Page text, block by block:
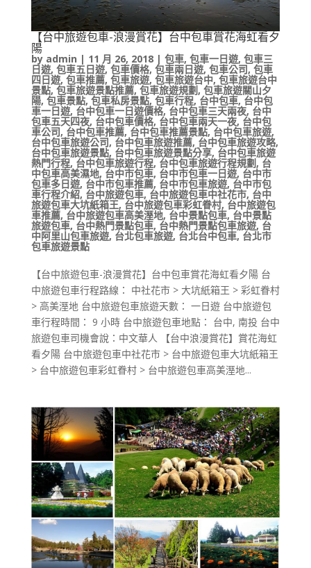
【台中旅遊包車-浪漫賞花】台中包車賞花海虹看夕
陽
by admin | 11 月 26, 2018| 包車, 包車一日遊, 包車三
日遊, 包車五日遊, 包車價格, 包車兩日遊, 包車公司, 包車
四日遊, 包車推薦, 包車旅遊, 包車旅遊台中, 包車旅遊台中
景點, 包車旅遊景點推薦, 包車旅遊規劃, 包車旅遊關山夕
陽, 包車景點, 包車私房景點, 包車行程, 台中包車, 台中包
車一日遊, 台中包車一日遊價格, 台中包車三天兩夜, 台中
包車五天四夜, 台中包車價格, 台中包車兩天一夜, 台中包
車公司, 台中包車推薦, 台中包車推薦景點, 台中包車旅遊,
台中包車旅遊公司, 台中包車旅遊推薦, 台中包車旅遊攻略,
台中包車旅遊景點, 台中包車旅遊景點分享, 台中包車旅遊
熱門行程, 台中包車旅遊行程, 台中包車旅遊行程規劃, 台
中包車高美濕地, 台中市包車, 台中市包車一日遊, 台中市
包車多日遊, 台中市包車推薦, 台中市包車旅遊, 台中市包
車行程介紹, 台中旅遊包車, 台中旅遊包車中社花市, 台中
旅遊包車大坑紙箱王, 台中旅遊包車彩虹眷村, 台中旅遊包
車推薦, 台中旅遊包車高美溼地, 台中景點包車, 台中景點
旅遊包車, 台中熱門景點包車, 台中熱門景點包車旅遊, 台
中阿里山包車旅遊, 台北包車旅遊, 台北台中包車, 台北市
包車旅遊景點
【台中旅遊包車-浪漫賞花】台中包車賞花海虹看夕陽 台
中旅遊包車行程路線： 中社花市 > 大坑紙箱王 > 彩虹眷村
> 高美溼地 台中旅遊包車旅遊天數： 一日遊 台中旅遊包
車行程時間： 9 小時 台中旅遊包車地點： 台中, 南投 台中
旅遊包車司機會說：中文華人 【台中浪漫賞花】賞花海虹
看夕陽 台中旅遊包車中社花市 > 台中旅遊包車大坑紙箱王
> 台中旅遊包車彩虹眷村 > 台中旅遊包車高美溼地...